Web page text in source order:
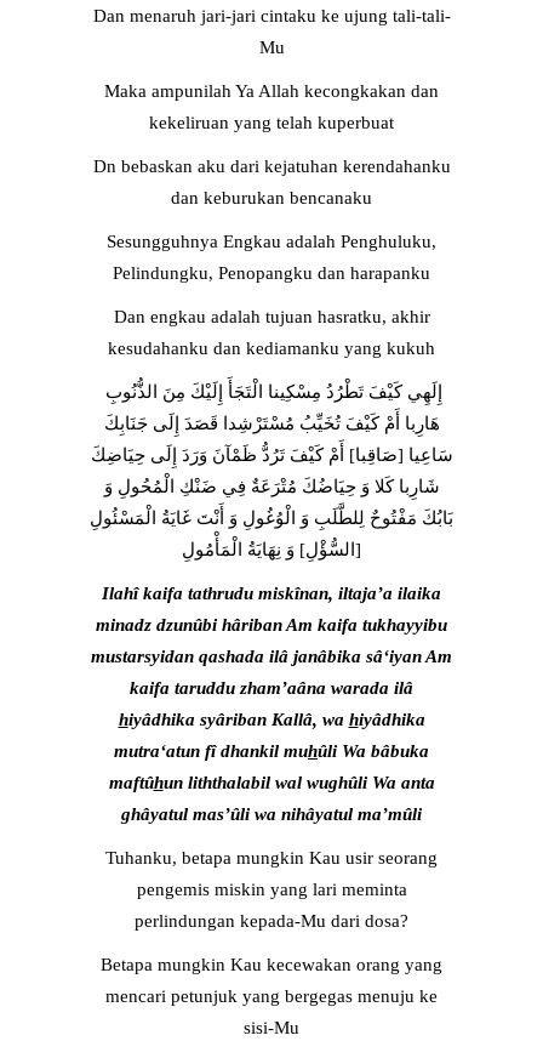
Dan menaruh jari-jari cintaku ke ujung tali-tali-
Mu
Maka ampunilah Ya Allah kecongkakan dan
kekeliruan yang telah kuperbuat
Dn bebaskan aku dari kejatuhan kerendahanku
dan keburukan bencanaku
Sesungguhnya Engkau adalah Penghuluku,
Pelindungku, Penopangku dan harapanku
Dan engkau adalah tujuan hasratku, akhir
kesudahanku dan kediamanku yang kukuh
هَارِبا أَمْ كَيْفَ تُخَيِّبُ مُسْتَرْشِدا قَصَدَ إِلَى جَنَابِكَ
سَاعِيا [صَاقِبا] أَمْ كَيْفَ تَرُدُّ ظَمْآنَ وَرَدَ إِلَى حِيَاضِكَ
شَارِبا كَلا وَ حِيَاضُكَ مُتْرَعَةٌ فِي ضَنْكِ الْمُحُولِ وَ
بَابُكَ مَفْتُوحٌ لِلطَّلَبِ وَ الْوُغُولِ وَ أَنْتَ غَايَةُ الْمَسْئُولِ
[السُّؤْلِ‏] وَ نِهَايَةُ الْمَأْمُولِ
Ilahî kaifa tathrudu miskînan, iltaja’a ilaika
minadz dzunûbi hâriban Am kaifa tukhayyibu
mustarsyidan qashada ilâ janâbika sâ‘iyan Am
kaifa taruddu zham’aâna warada ilâ
hiyâdhika syâriban Kallâ, wa hiyâdhika
mutra‘atun fî dhankil muhûli Wa bâbuka
maftûhun liththalabil wal wughûli Wa anta
ghâyatul mas’ûli wa nihâyatul ma’mûli
Tuhanku, betapa mungkin Kau usir seorang
pengemis miskin yang lari meminta
perlindungan kepada-Mu dari dosa?
Betapa mungkin Kau kecewakan orang yang
mencari petunjuk yang bergegas menuju ke
sisi-Mu